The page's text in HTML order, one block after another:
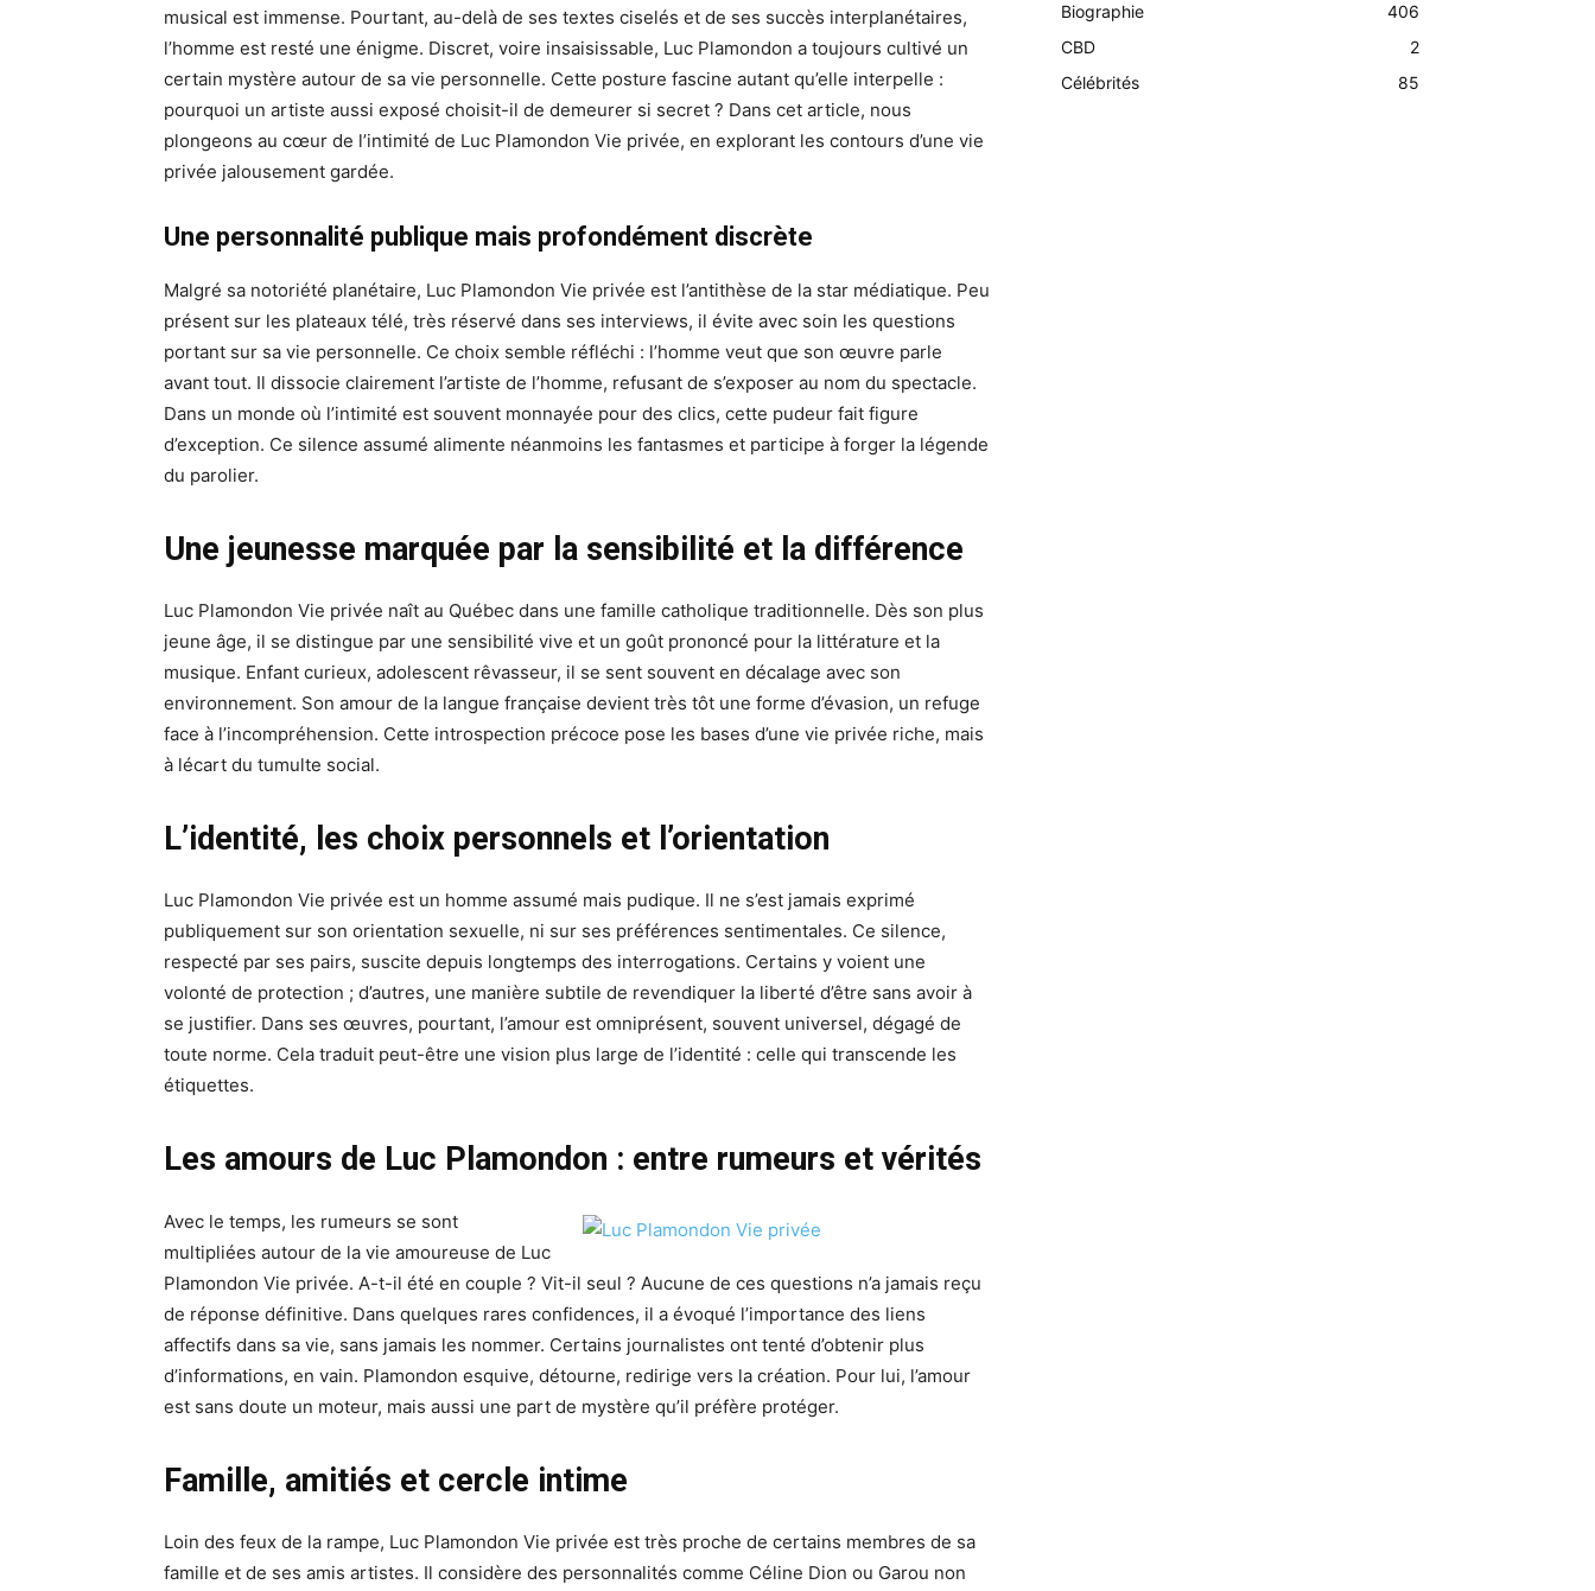
musical est immense. Pourtant, au-delà de ses textes ciselés et de ses succès interplanétaires,
l’homme est resté une énigme. Discret, voire insaisissable, Luc Plamondon a toujours cultivé un
certain mystère autour de sa vie personnelle. Cette posture fascine autant qu’elle interpelle :
pourquoi un artiste aussi exposé choisit-il de demeurer si secret ? Dans cet article, nous
plongeons au cœur de l’intimité de Luc Plamondon Vie privée, en explorant les contours d’une vie
privée jalousement gardée.
Une personnalité publique mais profondément discrète
Malgré sa notoriété planétaire, Luc Plamondon Vie privée est l’antithèse de la star médiatique. Peu
présent sur les plateaux télé, très réservé dans ses interviews, il évite avec soin les questions
portant sur sa vie personnelle. Ce choix semble réfléchi : l’homme veut que son œuvre parle
avant tout. Il dissocie clairement l’artiste de l’homme, refusant de s’exposer au nom du spectacle.
Dans un monde où l’intimité est souvent monnayée pour des clics, cette pudeur fait figure
d’exception. Ce silence assumé alimente néanmoins les fantasmes et participe à forger la légende
du parolier.
Une jeunesse marquée par la sensibilité et la différence
Luc Plamondon Vie privée naît au Québec dans une famille catholique traditionnelle. Dès son plus
jeune âge, il se distingue par une sensibilité vive et un goût prononcé pour la littérature et la
musique. Enfant curieux, adolescent rêvasseur, il se sent souvent en décalage avec son
environnement. Son amour de la langue française devient très tôt une forme d’évasion, un refuge
face à l’incompréhension. Cette introspection précoce pose les bases d’une vie privée riche, mais
à lécart du tumulte social.
L’identité, les choix personnels et l’orientation
Luc Plamondon Vie privée est un homme assumé mais pudique. Il ne s’est jamais exprimé
publiquement sur son orientation sexuelle, ni sur ses préférences sentimentales. Ce silence,
respecté par ses pairs, suscite depuis longtemps des interrogations. Certains y voient une
volonté de protection ; d’autres, une manière subtile de revendiquer la liberté d’être sans avoir à
se justifier. Dans ses œuvres, pourtant, l’amour est omniprésent, souvent universel, dégagé de
toute norme. Cela traduit peut-être une vision plus large de l’identité : celle qui transcende les
étiquettes.
Les amours de Luc Plamondon : entre rumeurs et vérités
Avec le temps, les rumeurs se sont
multipliées autour de la vie amoureuse de Luc
Plamondon Vie privée. A-t-il été en couple ? Vit-il seul ? Aucune de ces questions n’a jamais reçu
de réponse définitive. Dans quelques rares confidences, il a évoqué l’importance des liens
affectifs dans sa vie, sans jamais les nommer. Certains journalistes ont tenté d’obtenir plus
d’informations, en vain. Plamondon esquive, détourne, redirige vers la création. Pour lui, l’amour
est sans doute un moteur, mais aussi une part de mystère qu’il préfère protéger.
Famille, amitiés et cercle intime
Loin des feux de la rampe, Luc Plamondon Vie privée est très proche de certains membres de sa
famille et de ses amis artistes. Il considère des personnalités comme Céline Dion ou Garou non
Biographie
406
CBD
2
Célébrités
85